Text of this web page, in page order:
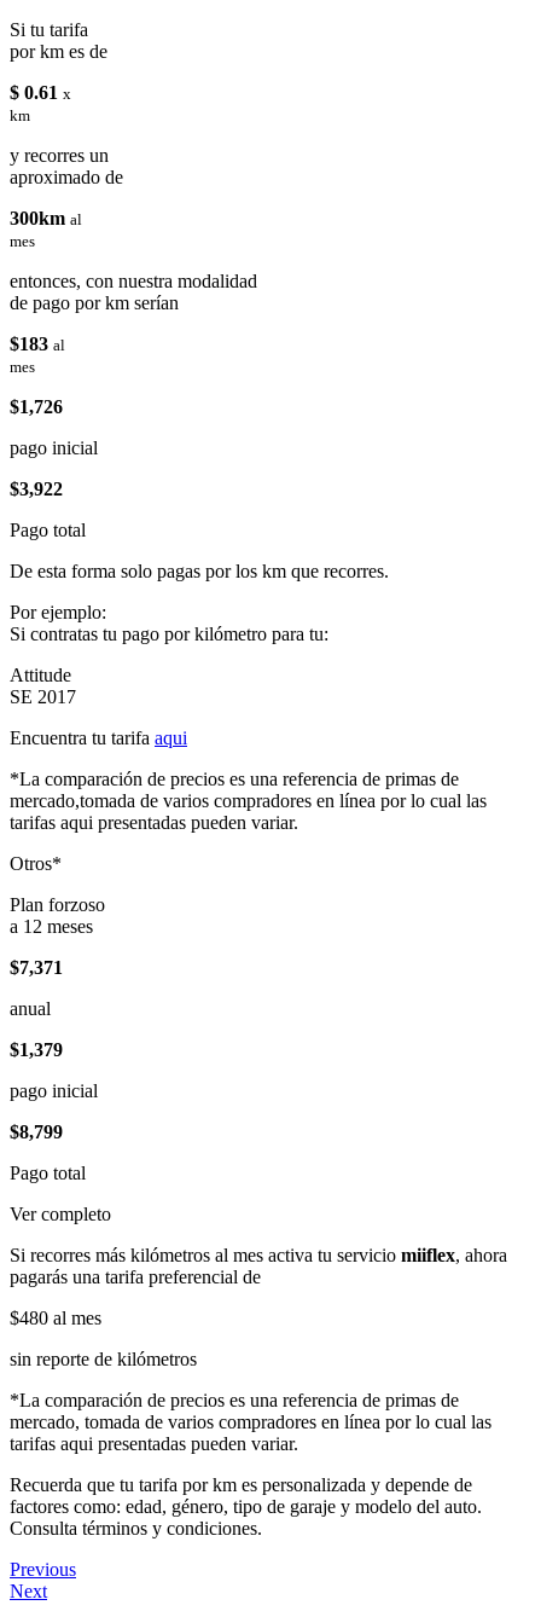
Si tu tarifa
por km es de
$ 0.61 x
km
y recorres un
aproximado de
300km al
mes
entonces, con nuestra modalidad
de pago por km serían
$183 al
mes
$1,726
pago inicial
$3,922
Pago total
De esta forma solo pagas por los km que recorres.
Por ejemplo:
Si contratas tu pago por kilómetro para tu:
Attitude
SE 2017
Encuentra tu tarifa aqui
*La comparación de precios es una referencia de primas de
mercado,tomada de varios compradores en línea por lo cual las
tarifas aqui presentadas pueden variar.
Otros*
Plan forzoso
a 12 meses
$7,371
anual
$1,379
pago inicial
$8,799
Pago total
Ver completo
Si recorres más kilómetros al mes activa tu servicio miiflex, ahora
pagarás una tarifa preferencial de
$480 al mes
sin reporte de kilómetros
*La comparación de precios es una referencia de primas de
mercado, tomada de varios compradores en línea por lo cual las
tarifas aqui presentadas pueden variar.
Recuerda que tu tarifa por km es personalizada y depende de
factores como: edad, género, tipo de garaje y modelo del auto.
Consulta términos y condiciones.
Previous
Next